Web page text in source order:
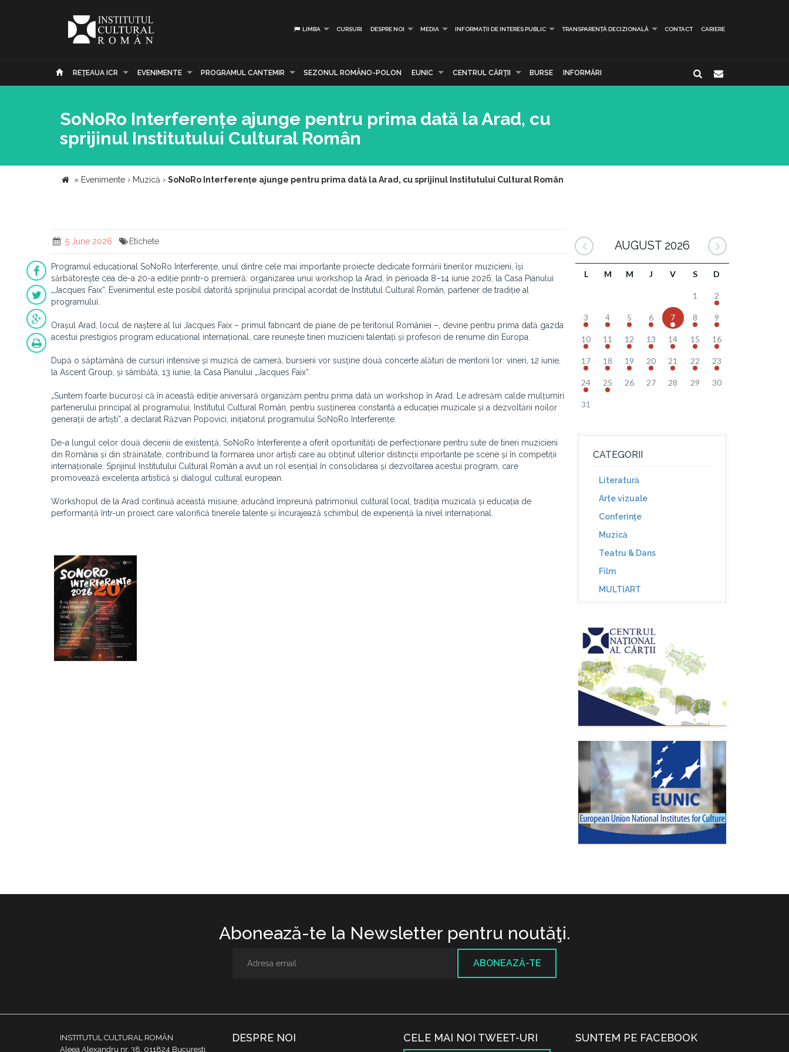
LIMBA CURSURI DESPRE NOI MEDIA INFORMAȚII DE INTERES PUBLIC TRANSPARENȚĂ DECIZIONALĂ CONTACT CARIERE
REŢEAUA ICR EVENIMENTE PROGRAMUL CANTEMIR SEZONUL ROMÂNO-POLON EUNIC CENTRUL CĂRŢII BURSE INFORMĂRI
SoNoRo Interferențe ajunge pentru prima dată la Arad, cu
sprijinul Institutului Cultural Român
» Evenimente › Muzică › SoNoRo Interferențe ajunge pentru prima dată la Arad, cu sprijinul Institutului Cultural Român
5 June 2026 Etichete
Programul educațional SoNoRo Interferențe, unul dintre cele mai importante proiecte dedicate formării tinerilor muzicieni, își
sărbătorește cea de-a 20-a ediție printr-o premieră: organizarea unui workshop la Arad, în perioada 8–14 iunie 2026, la Casa Pianului
„Jacques Faix”. Evenimentul este posibil datorită sprijinului principal acordat de Institutul Cultural Român, partener de tradiție al
programului.
Orașul Arad, locul de naștere al lui Jacques Faix – primul fabricant de piane de pe teritoriul României –, devine pentru prima dată gazda
acestui prestigios program educațional internațional, care reunește tineri muzicieni talentați și profesori de renume din Europa.
După o săptămână de cursuri intensive și muzică de cameră, bursierii vor susține două concerte alături de mentorii lor: vineri, 12 iunie,
la Ascent Group, și sâmbătă, 13 iunie, la Casa Pianului „Jacques Faix”.
„Suntem foarte bucuroși că în această ediție aniversară organizăm pentru prima dată un workshop în Arad. Le adresăm calde mulțumiri
partenerului principal al programului, Institutul Cultural Român, pentru susținerea constantă a educației muzicale și a dezvoltării noilor
generații de artiști”, a declarat Răzvan Popovici, inițiatorul programului SoNoRo Interferențe.
De-a lungul celor două decenii de existență, SoNoRo Interferențe a oferit oportunități de perfecționare pentru sute de tineri muzicieni
din România și din străinătate, contribuind la formarea unor artiști care au obținut ulterior distincții importante pe scene și în competiții
internaționale. Sprijinul Institutului Cultural Român a avut un rol esențial în consolidarea și dezvoltarea acestui program, care
promovează excelența artistică și dialogul cultural european.
Workshopul de la Arad continuă această misiune, aducând împreună patrimoniul cultural local, tradiția muzicală și educația de
performanță într-un proiect care valorifică tinerele talente și încurajează schimbul de experiență la nivel internațional.
AUGUST 2026
L M M J V S D
1 2
3 4 5 6 7 8 9
10 11 12 13 14 15 16
17 18 19 20 21 22 23
24 25 26 27 28 29 30
31
CATEGORII
Literatură
Arte vizuale
Conferinţe
Muzică
Teatru & Dans
Film
MULTIART
Abonează-te la Newsletter pentru noutăţi.
ABONEAZĂ-TE
INSTITUTUL CULTURAL ROMÂN
Aleea Alexandru nr. 38, 011824 București,
DESPRE NOI CELE MAI NOI TWEET-URI SUNTEM PE FACEBOOK